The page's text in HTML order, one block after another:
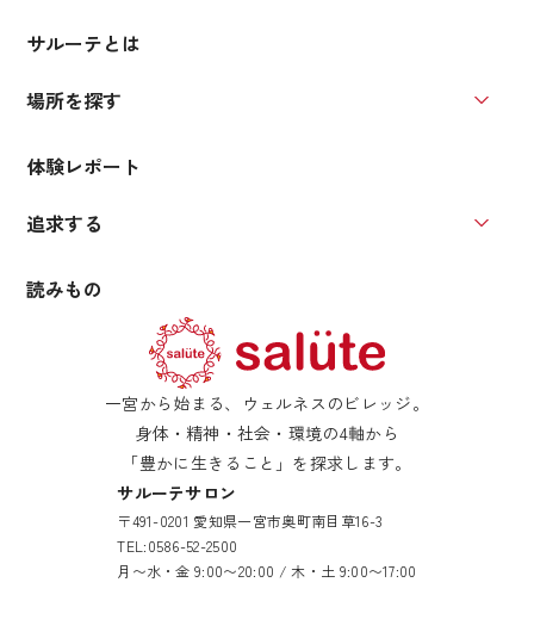
一宮から始まる、ウェルネスのビレッジ。
身体・精神・社会・環境の4軸から
「豊かに生きること」を探求します。
サルーテサロン
〒491-0201 愛知県一宮市奥町南目草16-3
TEL:0586-52-2500
月〜水・金 9:00〜20:00 / 木・土 9:00〜17:00
サルーテとは
場所を探す
体験レポート
追求する
読みもの